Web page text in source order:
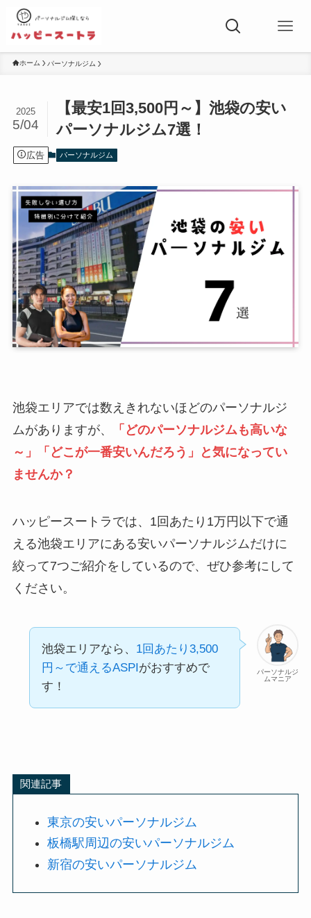
ホーム パーソナルジム
【最安1回3,500円～】池袋の安い
パーソナルジム7選！
2025
5/04
広告 パーソナルジム
池袋エリアでは数えきれないほどのパーソナルジ
ムがありますが、
「どのパーソナルジムも高いな
～」「どこが一番安いんだろう」と気になってい
ませんか？
ハッピースートラでは、1回あたり1万円以下で通
える池袋エリアにある安いパーソナルジムだけに
絞って7つご紹介をしているので、ぜひ参考にして
ください。
パーソナルジ
ムマニア
池袋エリアなら、 1回あたり3,500
円～で通えるASPIがおすすめで
す！
関連記事
東京の安いパーソナルジム
板橋駅周辺の安いパーソナルジム
新宿の安いパーソナルジム